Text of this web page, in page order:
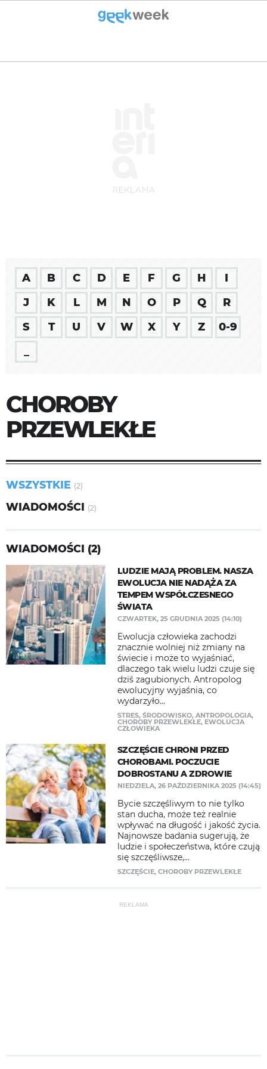
A B C D E F G H
I
J
K L M N O P Q
R
S
T U V W X Y Z
0-9
CHOROBY
PRZEWLEKŁE
WSZYSTKIE (2)
WIADOMOŚCI (2)
WIADOMOŚCI (2)
LUDZIE MAJĄ PROBLEM. NASZA
EWOLUCJA NIE NADĄŻA ZA
TEMPEM WSPÓŁCZESNEGO
ŚWIATA
CZWARTEK, 25 GRUDNIA 2025 (14:10)
Ewolucja człowieka zachodzi
znacznie wolniej niż zmiany na
świecie i może to wyjaśniać,
dlaczego tak wielu ludzi czuje się
dziś zagubionych. Antropolog
ewolucyjny wyjaśnia, co
wydarzyło...
STRES, ŚRODOWISKO, ANTROPOLOGIA,
CHOROBY PRZEWLEKŁE, EWOLUCJA
CZŁOWIEKA
SZCZĘŚCIE CHRONI PRZED
CHOROBAMI. POCZUCIE
DOBROSTANU A ZDROWIE
NIEDZIELA, 26 PAŹDZIERNIKA 2025 (14:45)
Bycie szczęśliwym to nie tylko
stan ducha, może też realnie
wpływać na długość i jakość życia.
Najnowsze badania sugerują, że
ludzie i społeczeństwa, które czują
się szczęśliwsze,...
SZCZĘŚCIE, CHOROBY PRZEWLEKŁE
REKLAMA